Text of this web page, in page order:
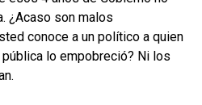
¿Acaso son malos
conoce a un político a quien
lo empobreció? Ni los